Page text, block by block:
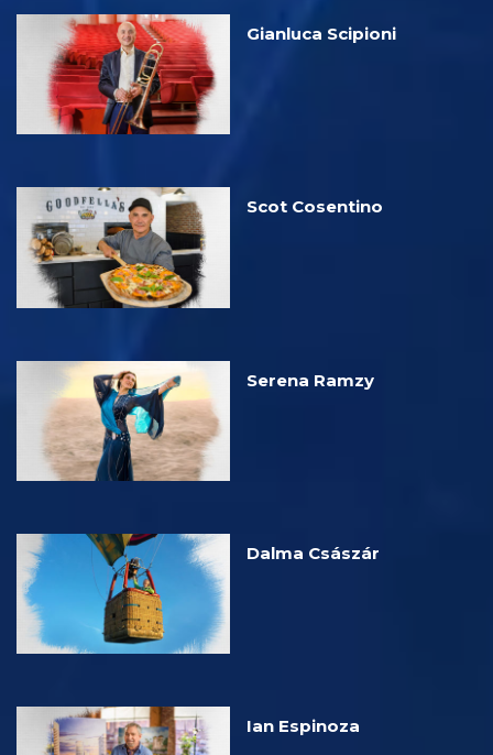
Gianluca Scipioni
Scot Cosentino
Serena Ramzy
Dalma Császár
Ian Espinoza